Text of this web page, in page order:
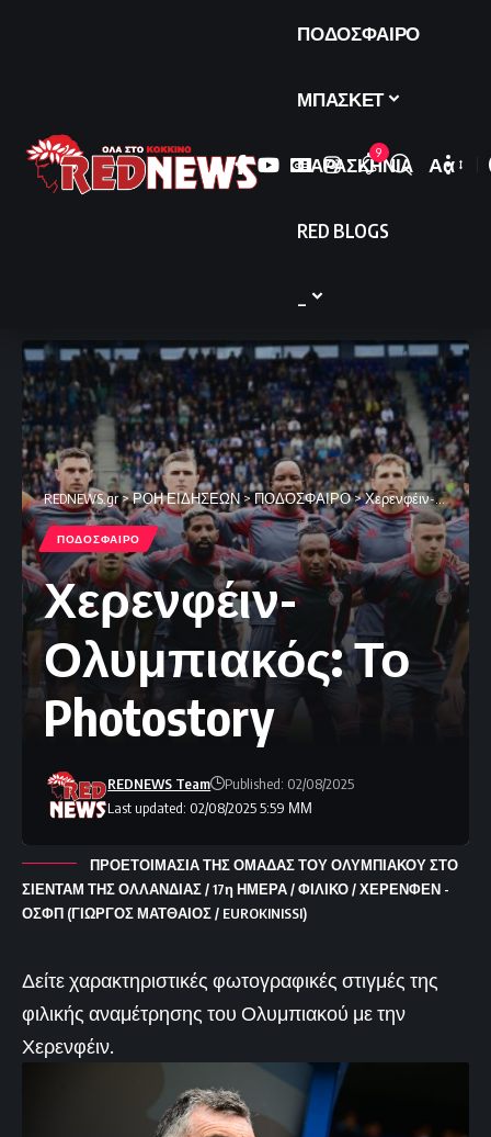
ΠΟΔΟΣΦΑΙΡΟ
ΜΠΑΣΚΕΤ
ΠΑΡΑΣΚΗΝΙΑ
RED BLOGS
9
Font
Αα
REDNEWS.gr>ΡΟΗ ΕΙΔΗΣΕΩΝ>ΠΟΔΟΣΦΑΙΡΟ>Χερενφέιν-Ολυμπιακός: Το Photostory
ΠΟΔΟΣΦΑΙΡΟ
Χερενφέιν-
Ολυμπιακός: Το
Photostory
Last updated: 02/08/2025 5:59 ΜΜ
REDNEWS Team Published: 02/08/2025
ΠΡΟΕΤΟΙΜΑΣΙΑ ΤΗΣ ΟΜΑΔΑΣ ΤΟΥ ΟΛΥΜΠΙΑΚΟΥ ΣΤΟ
ΣΙΕΝΤΑΜ ΤΗΣ ΟΛΛΑΝΔΙΑΣ / 17η ΗΜΕΡΑ / ΦΙΛΙΚΟ / ΧΕΡΕΝΦΕΝ -
ΟΣΦΠ (ΓΙΩΡΓΟΣ ΜΑΤΘΑΙΟΣ / EUROKINISSI)
Δείτε χαρακτηριστικές φωτογραφικές στιγμές της
φιλικής αναμέτρησης του Ολυμπιακού με την
Χερενφέιν.